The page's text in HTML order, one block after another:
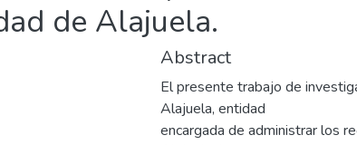
de Alajuela.
Abstract
El presente trabajo de
Alajuela, entidad
encargada de administrar los